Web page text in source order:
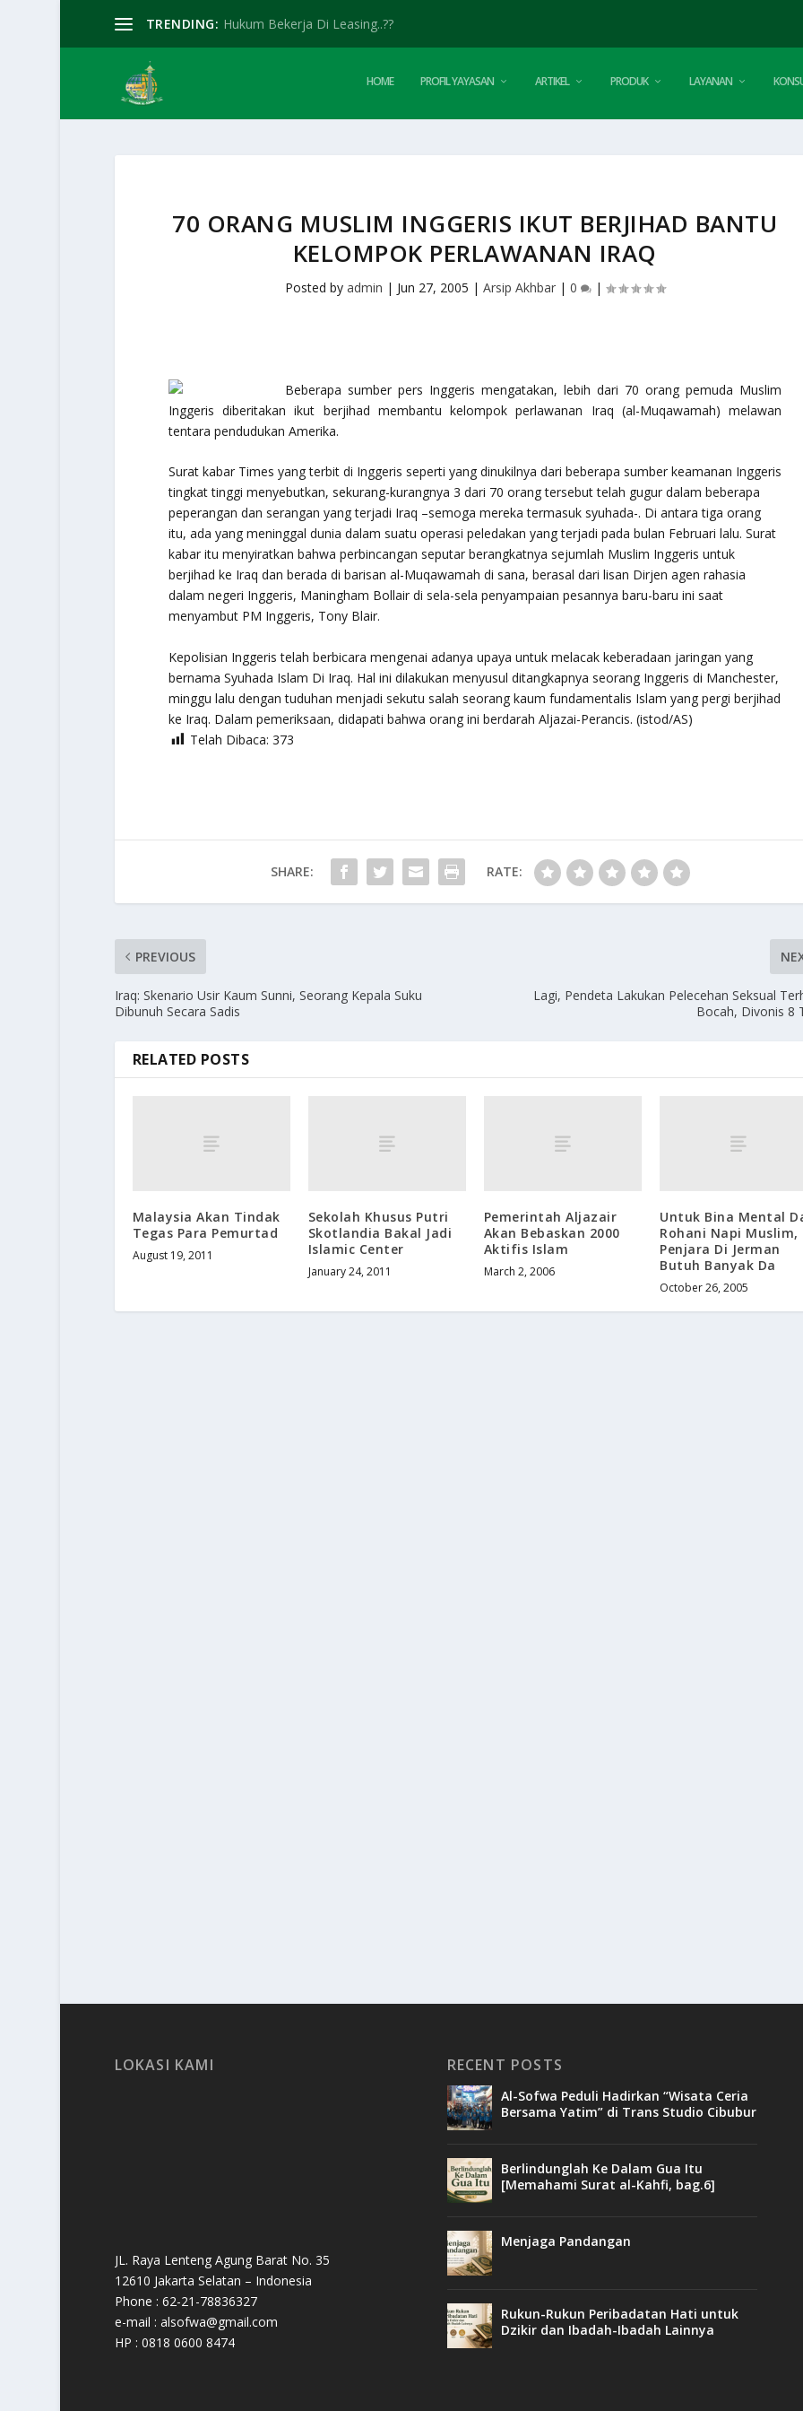
TRENDING: Hukum Bekerja Di Leasing..??
HOME PROFIL YAYASAN ARTIKEL PRODUK LAYANAN
70 ORANG MUSLIM INGGERIS IKUT BERJIHAD BANTU
KELOMPOK PERLAWANAN IRAQ
Posted by admin | Jun 27, 2005 | Arsip Akhbar| 0 |
Beberapa sumber pers Inggeris mengatakan, lebih dari 70 orang pemuda Muslim
Inggeris diberitakan ikut berjihad membantu kelompok perlawanan Iraq (al-Muqawamah) melawan
tentara pendudukan Amerika.
Surat kabar Times yang terbit di Inggeris seperti yang dinukilnya dari beberapa sumber keamanan Inggeris
tingkat tinggi menyebutkan, sekurang-kurangnya 3 dari 70 orang tersebut telah gugur dalam beberapa
peperangan dan serangan yang terjadi Iraq –semoga mereka termasuk syuhada-. Di antara tiga orang
itu, ada yang meninggal dunia dalam suatu operasi peledakan yang terjadi pada bulan Februari lalu. Surat
kabar itu menyiratkan bahwa perbincangan seputar berangkatnya sejumlah Muslim Inggeris untuk
berjihad ke Iraq dan berada di barisan al-Muqawamah di sana, berasal dari lisan Dirjen agen rahasia
dalam negeri Inggeris, Maningham Bollair di sela-sela penyampaian pesannya baru-baru ini saat
menyambut PM Inggeris, Tony Blair.
Kepolisian Inggeris telah berbicara mengenai adanya upaya untuk melacak keberadaan jaringan yang
bernama Syuhada Islam Di Iraq. Hal ini dilakukan menyusul ditangkapnya seorang Inggeris di Manchester,
minggu lalu dengan tuduhan menjadi sekutu salah seorang kaum fundamentalis Islam yang pergi berjihad
ke Iraq. Dalam pemeriksaan, didapati bahwa orang ini berdarah Aljazai-Perancis. (istod/AS)
Telah Dibaca: 373
SHARE: RATE:
PREVIOUS
Iraq: Skenario Usir Kaum Sunni, Seorang Kepala Suku
Dibunuh Secara Sadis
Lagi, Pendeta Lakukan Pelecehan Seksual
Bocah, Divonis 8
RELATED POSTS
Malaysia Akan Tindak
Tegas Para Pemurtad
August 19, 2011
Sekolah Khusus Putri
Skotlandia Bakal Jadi
Islamic Center
January 24, 2011
Pemerintah Aljazair
Akan Bebaskan 2000
Aktifis Islam
March 2, 2006
Untuk Bina Mental
Rohani Napi Muslim,
Penjara Di Jerman
Butuh Banyak Da
October 26, 2005
LOKASI KAMI
JL. Raya Lenteng Agung Barat No. 35
12610 Jakarta Selatan – Indonesia
Phone : 62-21-78836327
e-mail : alsofwa@gmail.com
HP : 0818 0600 8474
RECENT POSTS
Al-Sofwa Peduli Hadirkan “Wisata Ceria
Bersama Yatim” di Trans Studio Cibubur
Berlindunglah Ke Dalam Gua Itu
[Memahami Surat al-Kahfi, bag.6]
Menjaga Pandangan
Rukun-Rukun Peribadatan Hati untuk
Dzikir dan Ibadah-Ibadah Lainnya